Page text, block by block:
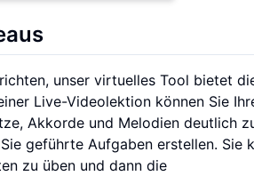
unser virtuelles Tool bietet
Live-Videolektion können Sie
Akkorde und Melodien deutlich
geführte Aufgaben erstellen. Sie
zu üben und dann die